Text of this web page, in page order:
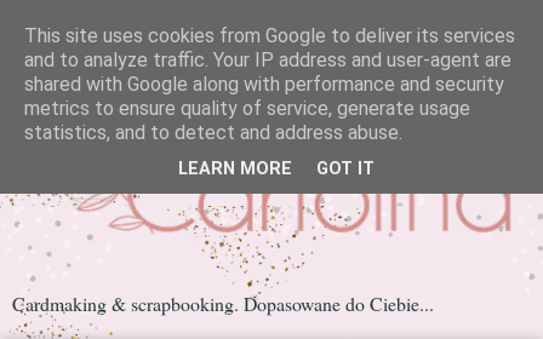
Cardmaking & scrapbooking. Dopasowane do Ciebie...
This site uses cookies from Google to deliver its services
and to analyze traffic. Your IP address and user-agent are
shared with Google along with performance and security
metrics to ensure quality of service, generate usage
statistics, and to detect and address abuse.
LEARN MORE GOT IT